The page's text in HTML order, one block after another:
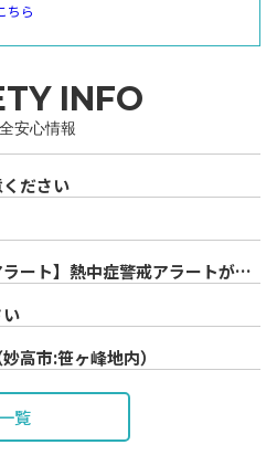
ちら
INFO
安心情報
ださい
ラート】熱中症警戒アラートが発
高市:笹ヶ峰地内）
覧